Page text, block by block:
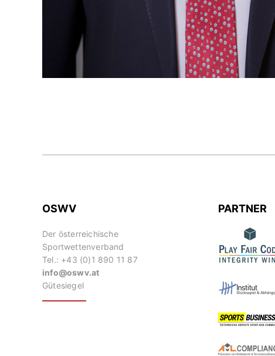
OSWV
Der österreichische
Sportwettenverband
Tel.: +43 (0)1 890 11 87
info@oswv.at
Gütesiegel
PARTNER